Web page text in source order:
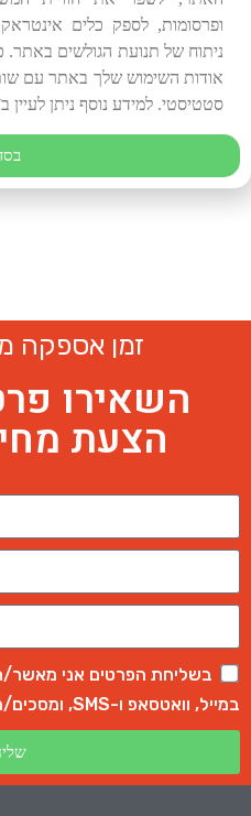
זמן אספקה
השאירו
הצעת
בשליחת הפרטים אני מאשר/
במייל, וואטסאפ ו-SMS, ומסכים/ה ל
ופרסומות, לספק כלים
ניתוח של תנועת הגולשים באתר.
אודות השימוש שלך באתר עם
סטטיסטי. למידע נוסף ניתן לעיין